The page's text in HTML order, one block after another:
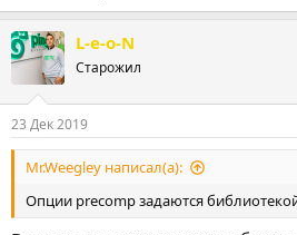
L-e-o-N
Старожил
23 Дек 2019
Mr.Weegley написал(а):
Опции precomp задаются